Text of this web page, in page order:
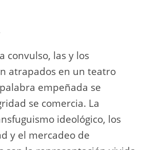
convulso, las y los
atrapados en un teatro
empeñada se
se comercia. La
ideológico, los
y el mercadeo de